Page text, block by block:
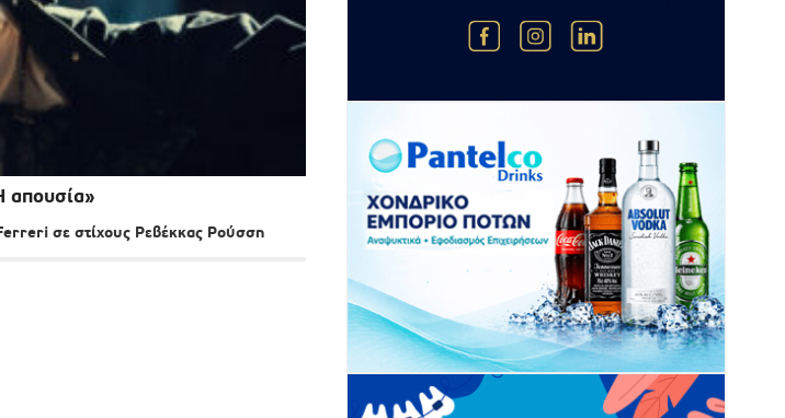
απουσία»
σε στίχους Ρεβέκκας Ρούσση